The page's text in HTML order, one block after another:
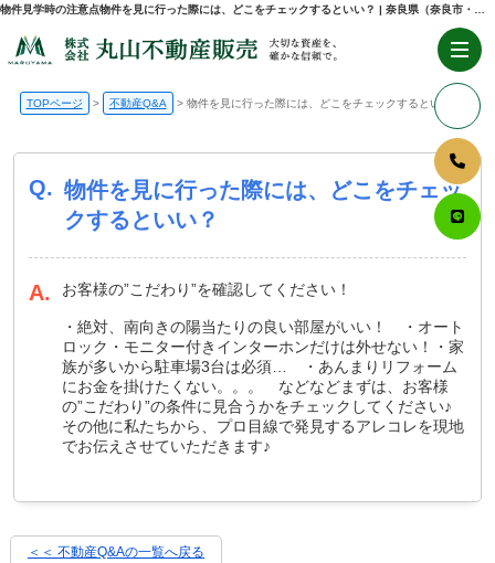
TOPページ 不動産Q&A 物件を見に行った際には、どこをチェックするといい？
Q. 物件を見に行った際には、どこをチェッ
クするといい？
A. お客様の”こだわり”を確認してください！
・絶対、南向きの陽当たりの良い部屋がいい！ ・オート
ロック・モニター付きインターホンだけは外せない！・家
族が多いから駐車場3台は必須… ・あんまりリフォーム
にお金を掛けたくない。。。 などなどまずは、お客様
の”こだわり”の条件に見合うかをチェックしてください♪
その他に私たちから、プロ目線で発見するアレコレを現地
でお伝えさせていただきます♪
＜＜ 不動産Q&Aの一覧へ戻る